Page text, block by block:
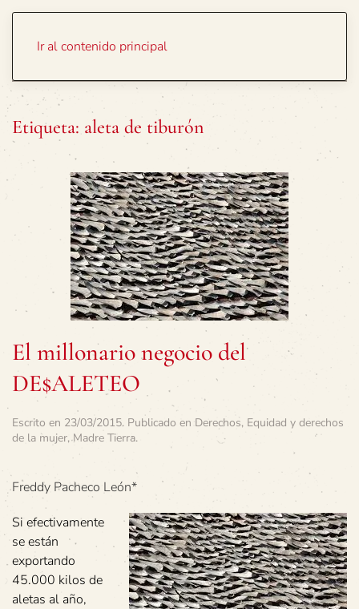
Ir al contenido principal
Etiqueta: aleta de tiburón
El millonario negocio del
DE$ALETEO
Escrito en 23/03/2015. Publicado en Derechos, Equidad y derechos
de la mujer,Madre Tierra.
Freddy Pacheco León*
Si efectivamente
se están
exportando
45.000 kilos de
aletas al año,